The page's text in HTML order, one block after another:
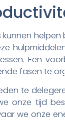
Een
fasen te
te
onze tijd
we onze